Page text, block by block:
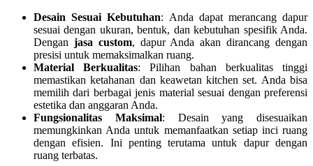
Desain Sesuai Kebutuhan: Anda dapat merancang dapur
sesuai dengan ukuran, bentuk, dan kebutuhan spesifik Anda.
Dengan jasa custom, dapur Anda akan dirancang dengan
presisi untuk memaksimalkan ruang.
Material Berkualitas: Pilihan bahan berkualitas tinggi
memastikan ketahanan dan keawetan kitchen set. Anda bisa
memilih dari berbagai jenis material sesuai dengan preferensi
estetika dan anggaran Anda.
Fungsionalitas Maksimal: Desain yang disesuaikan
memungkinkan Anda untuk memanfaatkan setiap inci ruang
dengan efisien. Ini penting terutama untuk dapur dengan
ruang terbatas.